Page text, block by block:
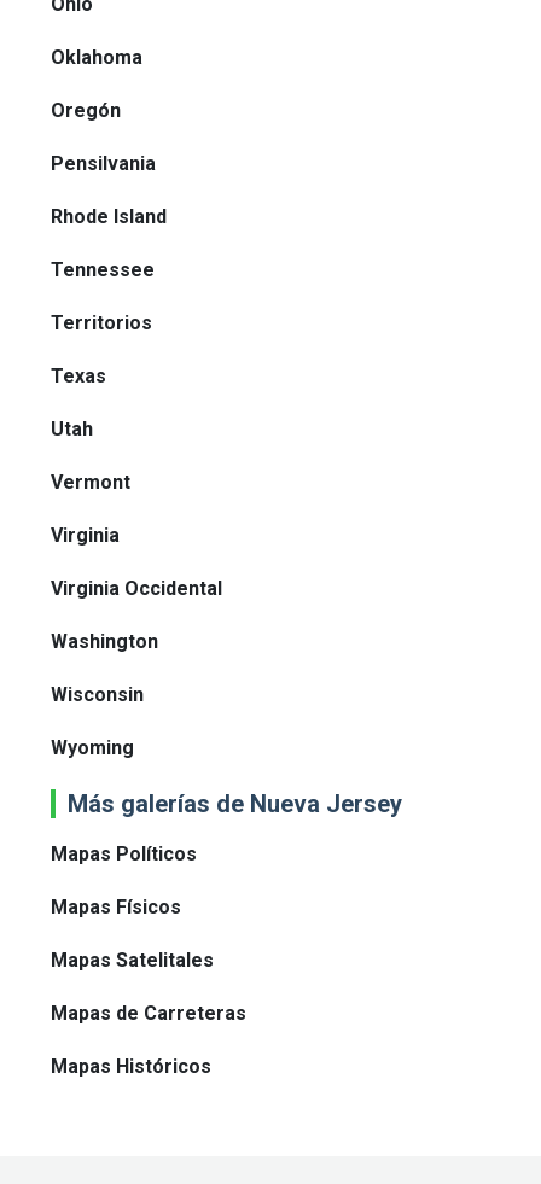
Oklahoma
Oregón
Pensilvania
Rhode Island
Tennessee
Territorios
Texas
Utah
Vermont
Virginia
Virginia Occidental
Washington
Wisconsin
Wyoming
Más galerías de Nueva Jersey
Mapas Políticos
Mapas Físicos
Mapas Satelitales
Mapas de Carreteras
Mapas Históricos